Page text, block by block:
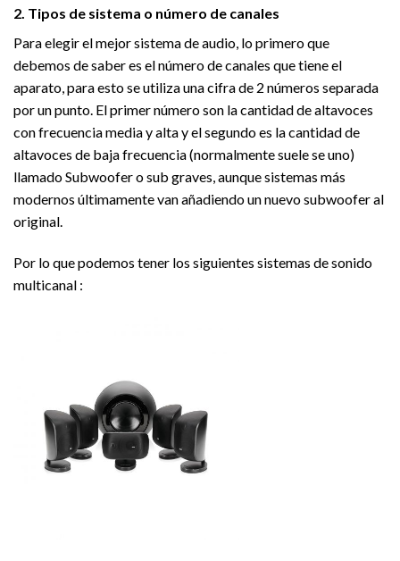
2. Tipos de sistema o número de canales
Para elegir el mejor sistema de audio, lo primero que
debemos de saber es el número de canales que tiene el
aparato, para esto se utiliza una cifra de 2 números separada
por un punto. El primer número son la cantidad de altavoces
con frecuencia media y alta y el segundo es la cantidad de
altavoces de baja frecuencia (normalmente suele se uno)
llamado Subwoofer o sub graves, aunque sistemas más
modernos últimamente van añadiendo un nuevo subwoofer al
original.
Por lo que podemos tener los siguientes sistemas de sonido
multicanal :